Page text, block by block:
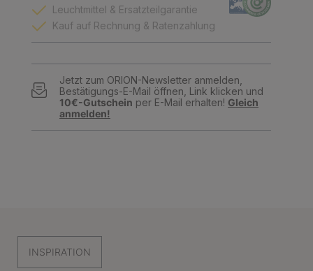
Leuchtmittel & Ersatzteilgarantie
Kauf auf Rechnung & Ratenzahlung
Jetzt zum ORION-Newsletter anmelden,
Bestätigungs-E-Mail öffnen, Link klicken und
10€-Gutschein per E-Mail erhalten! Gleich
anmelden!
INSPIRATION